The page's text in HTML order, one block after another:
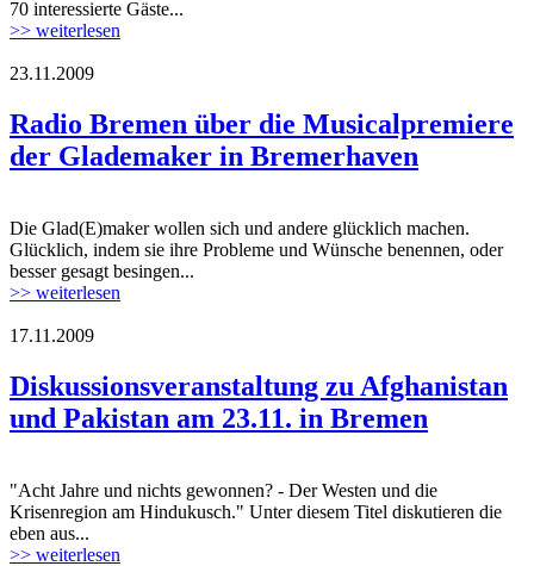
70 interessierte Gäste...
>> weiterlesen
23.11.2009
Radio Bremen über die Musicalpremiere
der Glademaker in Bremerhaven
Die Glad(E)maker wollen sich und andere glücklich machen.
Glücklich, indem sie ihre Probleme und Wünsche benennen, oder
besser gesagt besingen...
>> weiterlesen
17.11.2009
Diskussionsveranstaltung zu Afghanistan
und Pakistan am 23.11. in Bremen
"Acht Jahre und nichts gewonnen? - Der Westen und die
Krisenregion am Hindukusch." Unter diesem Titel diskutieren die
eben aus...
>> weiterlesen